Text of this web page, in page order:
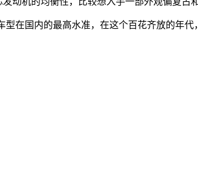
国内的最高水准，在这个百花齐放的年代